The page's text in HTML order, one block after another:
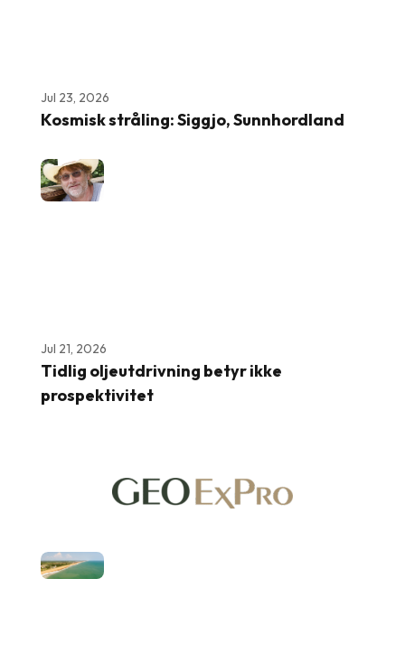
Jul 23, 2026
Kosmisk stråling: Siggjo, Sunnhordland
Jul 21, 2026
Tidlig oljeutdrivning betyr ikke
prospektivitet